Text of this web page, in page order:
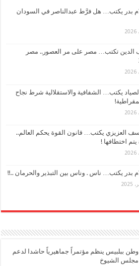
بدر يكتب… هل فرَّط عبدالناصر في السودان
الدين تكتب… مصر على مر العصور.. مصر
يكتب… الشفافية والاستقلالية شرط نجاح
العزيزي يكتب… قانون القوة يحكم العالم..
اختطافها !
بدر يكتب… ناس . وناس بين التبذير والحرمان ..!!
ببلبيس ينظم مؤتمراً جماهيرياً حاشدا لدعم
الشيوخ